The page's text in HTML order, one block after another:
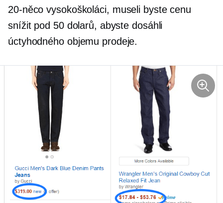
20-něco vysokoškoláci, museli byste cenu
snížit pod 50 dolarů, abyste dosáhli
úctyhodného objemu prodeje.